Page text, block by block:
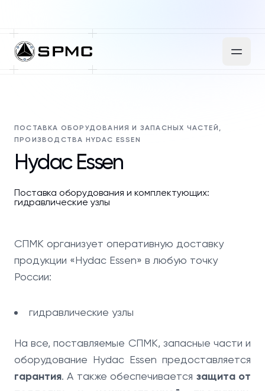
ПОСТАВКА ОБОРУДОВАНИЯ И ЗАПАСНЫХ ЧАСТЕЙ,
ПРОИЗВОДСТВА HYDAC ESSEN
Hydac Essen
Поставка оборудования и комплектующих:
гидравлические узлы
СПМК организует оперативную доставку
продукции «Hydac Essen» в любую точку
России:
гидравлические узлы
На все, поставляемые СПМК, запасные части и
оборудование Hydac Essen предоставляется
гарантия. А также обеспечивается защита от